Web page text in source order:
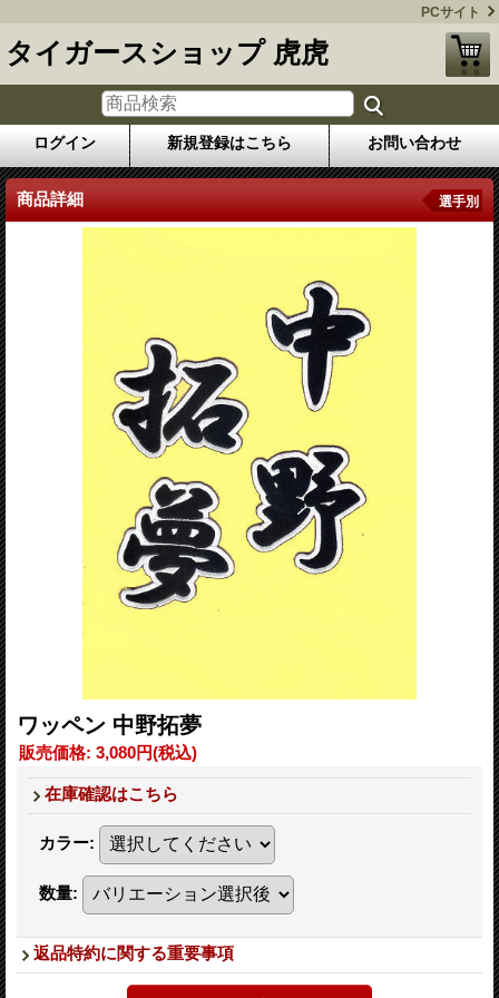
PCサイト
タイガースショップ 虎虎
ログイン 新規登録はこちら お問い合わせ
商品詳細 選手別
ワッペン 中野拓夢
販売価格: 3,080円(税込)
在庫確認はこちら
カラー:
数量:
返品特約に関する重要事項